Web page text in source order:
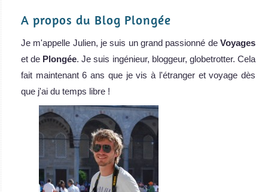
A propos du Blog Plongée
Je m'appelle Julien, je suis un grand passionné de Voyages
et de Plongée. Je suis ingénieur, bloggeur, globetrotter. Cela
fait maintenant 6 ans que je vis à l'étranger et voyage dès
que j'ai du temps libre !